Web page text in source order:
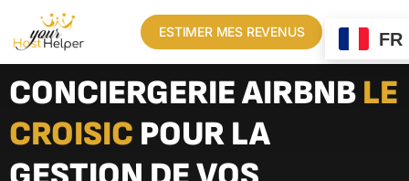
ESTIMER MES REVENUS
CONCIERGERIE AIRBNB LE
CROISIC POUR LA
FR